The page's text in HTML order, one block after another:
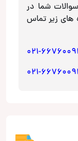
شما در
های زیر تماس
021-66760091
021-